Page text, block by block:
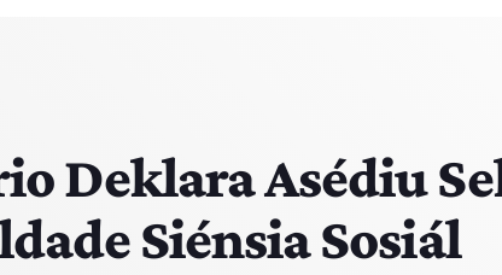
Deklara Asédiu
Siénsia Sosiál